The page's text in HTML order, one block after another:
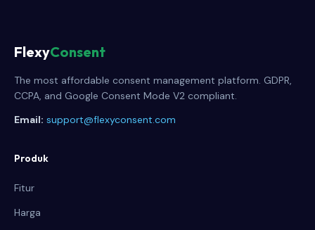
FlexyConsent
The most affordable consent management platform. GDPR,
CCPA, and Google Consent Mode V2 compliant.
Email: support@flexyconsent.com
Produk
Fitur
Harga